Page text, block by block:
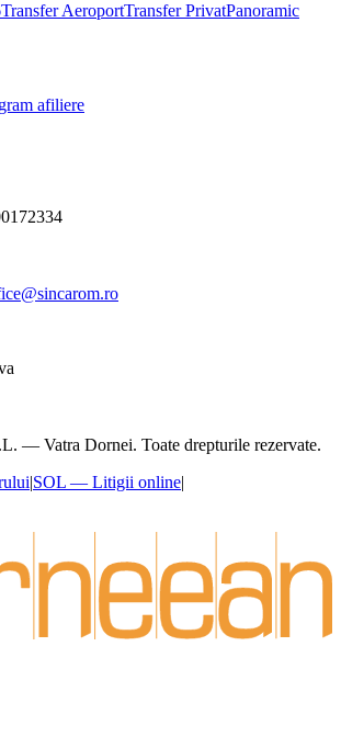
Transfer AeroportTransfer PrivatPanoramic
afiliere
— Vatra Dornei. Toate drepturile rezervate.
|SOL — Litigii online|